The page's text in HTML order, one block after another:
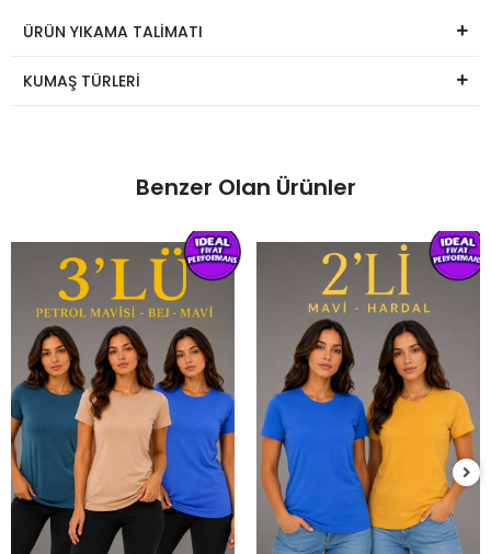
ÜRÜN YIKAMA TALİMATI
KUMAŞ TÜRLERİ
Benzer Olan Ürünler